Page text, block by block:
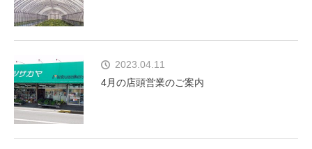
2023.04.11
4月の店頭営業のご案内